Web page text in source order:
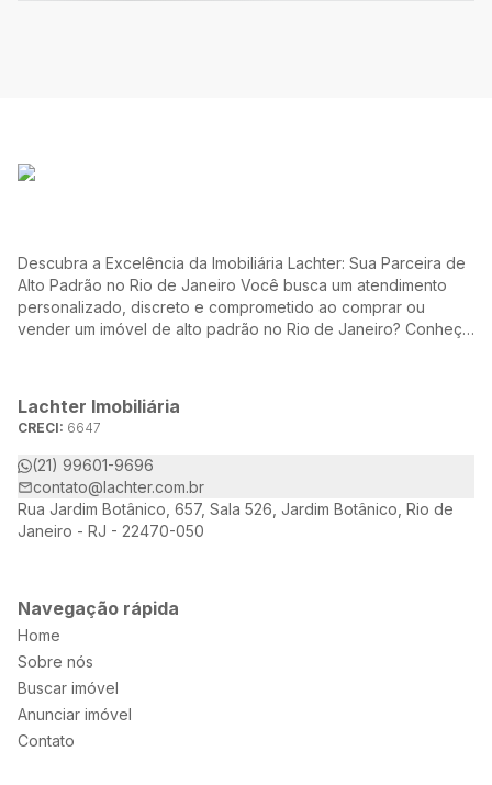
Descubra a Excelência da Imobiliária Lachter: Sua Parceira de
Alto Padrão no Rio de Janeiro Você busca um atendimento
personalizado, discreto e comprometido ao comprar ou
vender um imóvel de alto padrão no Rio de Janeiro? Conheça
necessidades e desejos.
Lachter Imobiliária
CRECI: 6647
(21) 99601-9696
contato@lachter.com.br
Rua Jardim Botânico, 657, Sala 526, Jardim Botânico, Rio de
Janeiro - RJ - 22470-050
Navegação rápida
Home
Sobre nós
Buscar imóvel
Anunciar imóvel
Contato